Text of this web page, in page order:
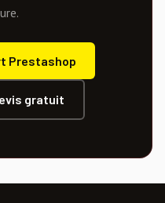
Prestashop
gratuit